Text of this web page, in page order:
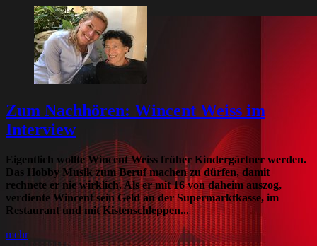
Zum Nachhören: Wincent Weiss im
Interview
Eigentlich wollte Wincent Weiss früher Kindergärtner werden.
Das Hobby Musik zum Beruf machen zu dürfen, damit
rechnete er nie wirklich. Als er mit 16 von daheim auszog,
verdiente Wincent sein Geld an der Supermarktkasse, im
Restaurant und mit Kistenschleppen...
mehr